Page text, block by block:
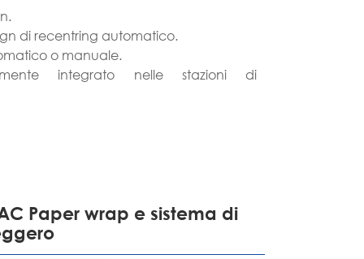
di recentring automatico.
o manuale.
integrato nelle stazioni di
Paper wrap e sistema di